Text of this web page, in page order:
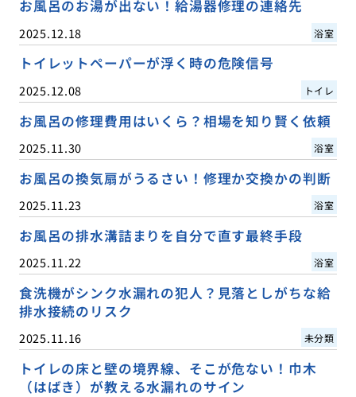
お風呂のお湯が出ない！給湯器修理の連絡先
2025.12.18 浴室
トイレットペーパーが浮く時の危険信号
2025.12.08 トイレ
お風呂の修理費用はいくら？相場を知り賢く依頼
2025.11.30 浴室
お風呂の換気扇がうるさい！修理か交換かの判断
2025.11.23 浴室
お風呂の排水溝詰まりを自分で直す最終手段
2025.11.22 浴室
食洗機がシンク水漏れの犯人？見落としがちな給
排水接続のリスク
2025.11.16 未分類
トイレの床と壁の境界線、そこが危ない！巾木
（はばき）が教える水漏れのサイン